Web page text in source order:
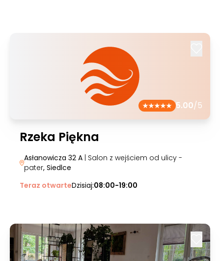
5.00/5
Rzeka Piękna
Asłanowicza 32 A| Salon z wejściem od ulicy -
pater, Siedlce
Teraz otwarteDzisiaj:08:00-19:00